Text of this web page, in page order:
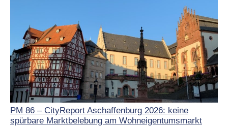
PM 86 – CityReport Aschaffenburg 2026: keine
spürbare Marktbelebung am Wohneigentumsmarkt